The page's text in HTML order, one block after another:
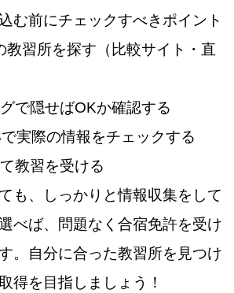
む前にチェックすべきポイント
教習所を探す（比較サイト・直
で隠せばOKか確認する
実際の情報をチェックする
教習を受ける
も、しっかりと情報収集をして
べば、問題なく合宿免許を受け
。自分に合った教習所を見つけ
得を目指しましょう！